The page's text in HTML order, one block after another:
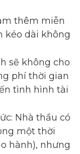
thêm miễn
kéo dài không
sẽ không cho
phí thời gian
tình hình tài
Nhà thầu có
một thời
hành), nhưng